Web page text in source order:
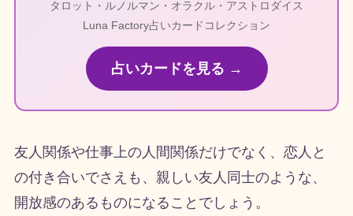
タロット・ルノルマン・オラクル・アストロダイス
Luna Factory占いカードコレクション
占いカードを見る →
友人関係や仕事上の人間関係だけでなく、恋人と
の付き合いでさえも、親しい友人同士のような、
開放感のあるものになることでしょう。